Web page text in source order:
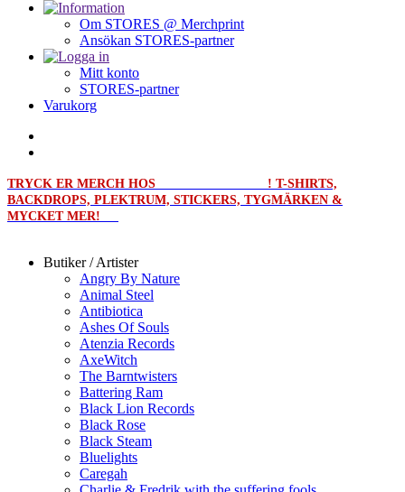
Om STORES @ Merchprint
Ansökan STORES-partner
Mitt konto
STORES-partner
Varukorg
TRYCK ER MERCH HOS
! T-SHIRTS,
BACKDROPS, PLEKTRUM, STICKERS, TYGMÄRKEN &
MYCKET MER!
Butiker / Artister
Angry By Nature
Animal Steel
Antibiotica
Ashes Of Souls
Atenzia Records
AxeWitch
The Barntwisters
Battering Ram
Black Lion Records
Black Rose
Black Steam
Bluelights
Caregah